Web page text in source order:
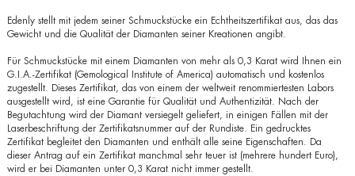
Edenly stellt mit jedem seiner Schmuckstücke ein Echtheitszertifikat aus, das das
Gewicht und die Qualität der Diamanten seiner Kreationen angibt.
Für Schmuckstücke mit einem Diamanten von mehr als 0,3 Karat wird Ihnen ein
G.I.A.-Zertifikat (Gemological Institute of America) automatisch und kostenlos
zugestellt. Dieses Zertifikat, das von einem der weltweit renommiertesten Labors
ausgestellt wird, ist eine Garantie für Qualität und Authentizität. Nach der
Begutachtung wird der Diamant versiegelt geliefert, in einigen Fällen mit der
Laserbeschriftung der Zertifikatsnummer auf der Rundiste. Ein gedrucktes
Zertifikat begleitet den Diamanten und enthält alle seine Eigenschaften. Da
dieser Antrag auf ein Zertifikat manchmal sehr teuer ist (mehrere hundert Euro),
wird er bei Diamanten unter 0,3 Karat nicht immer gestellt.